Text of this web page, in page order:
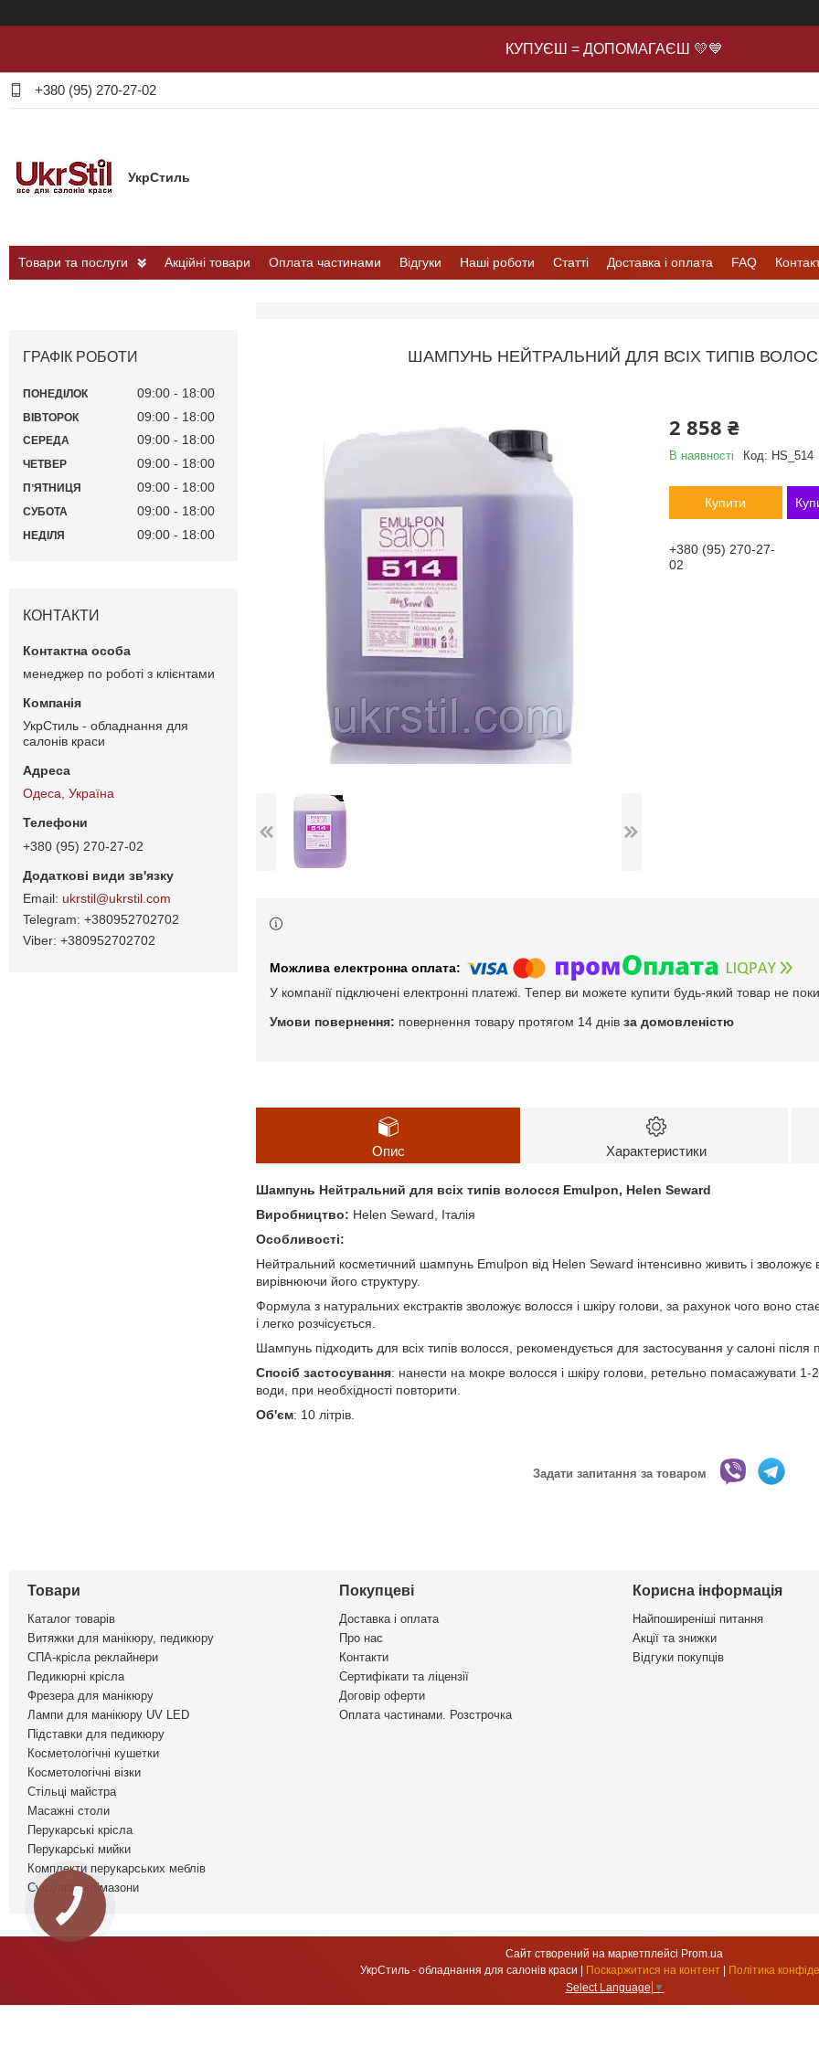
КУПУЄШ = ДОПОМАГАЄШ 💛💙
+380 (95) 270-27-02
УкрСтиль
Товари та послуги Акційні товари Оплата частинами Відгуки Наші роботи Статті Доставка і оплата FAQ
ШАМПУНЬ НЕЙТРАЛЬНИЙ ДЛЯ ВСІХ ТИПІВ
2 858 ₴
В наявності Код: HS_514
Купити
+380 (95) 270-27-
02
У компанії підключені електронні платежі. Тепер ви можете купити будь-який товар не
повернення товару протягом 14 днів за домовленістю
Опис Характеристики
Шампунь Нейтральний для всіх типів волосся Emulpon, Helen Seward
Виробництво: Helen Seward, Італія
Особливості:
Нейтральний косметичний шампунь Emulpon від Helen Seward інтенсивно живить і зволожує
вирівнюючи його структуру.
Формула з натуральних екстрактів зволожує волосся і шкіру голови, за рахунок чого воно
і легко розчісується.
Шампунь підходить для всіх типів волосся, рекомендується для застосування у салоні після
Спосіб застосування: нанести на мокре волосся і шкіру голови, ретельно помасажувати 1-
води, при необхідності повторити.
Об'єм: 10 літрів.
Задати запитання за товаром
ГРАФІК РОБОТИ
ПОНЕДІЛОК 09:00 18:00
ВІВТОРОК 09:00 18:00
СЕРЕДА 09:00 18:00
ЧЕТВЕР 09:00 18:00
ПʼЯТНИЦЯ 09:00 18:00
СУБОТА 09:00 18:00
НЕДІЛЯ 09:00 18:00
КОНТАКТИ
менеджер по роботі з клієнтами
УкрСтиль - обладнання для
салонів краси
Одеса, Україна
+380 (95) 270-27-02
ukrstil@ukrstil.com
+380952702702
+380952702702
Товари
Каталог товарів
Витяжки для манікюру, педикюру
СПА-крісла реклайнери
Педикюрні крісла
Фрезера для манікюру
Лампи для манікюру UV LED
Підставки для педикюру
Косметологічні кушетки
Косметологічні візки
Стільці майстра
Масажні столи
Перукарські крісла
Перукарські мийки
Комплекти перукарських меблів
Сушуари, клімазони
Покупцеві
Доставка і оплата
Про нас
Контакти
Сертифікати та ліцензії
Договір оферти
Оплата частинами. Розстрочка
Корисна інформація
Найпоширеніші питання
Акції та знижки
Відгуки покупців
Сайт створений на маркетплейсі Prom.ua
Поскаржитися на контент
Політика
Select Language ▼